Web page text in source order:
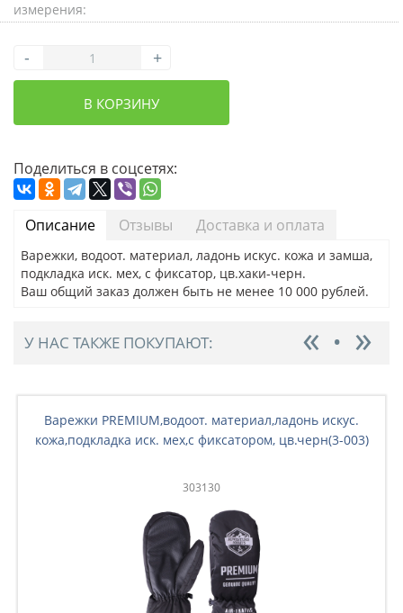
измерения:
- +
В КОРЗИНУ
Поделиться в соцсетях:
Описание Отзывы Доставка и оплата
Варежки, водоот. материал, ладонь искус. кожа и замша,
подкладка иск. мех, с фиксатор, цв.хаки-черн.
Ваш общий заказ должен быть не менее 10 000 рублей.
У НАС ТАКЖЕ ПОКУПАЮТ:
Варежки PREMIUM,водоот. материал,ладонь искус.
кожа,подкладка иск. мех,с фиксатором, цв.черн(3-003)
303130